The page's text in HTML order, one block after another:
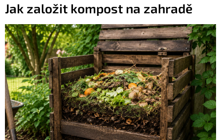
Jak založit kompost na zahradě